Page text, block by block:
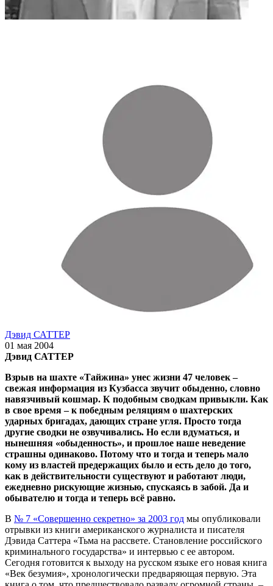
Дэвид САТТЕР
01 мая 2004
Дэвид САТТЕР
Взрыв на шахте «Тайжина» унес жизни 47 человек –
свежая информация из Кузбасса звучит обыденно, словно
навязчивый кошмар. К подобным сводкам привыкли. Как
в свое время – к победным реляциям о шахтерских
ударных бригадах, дающих стране угля. Просто тогда
другие сводки не озвучивались. Но если вдуматься, и
нынешняя «обыденность», и прошлое наше неведение
страшны одинаково. Потому что и тогда и теперь мало
кому из властей предержащих было и есть дело до того,
как в действительности существуют и работают люди,
ежедневно рискующие жизнью, спускаясь в забой. Да и
обывателю и тогда и теперь всё равно.
В № 7 «Совершенно секретно» за 2003 год мы опубликовали
отрывки из книги американского журналиста и писателя
Дэвида Саттера «Тьма на рассвете. Становление российского
криминального государства» и интервью с ее автором.
Сегодня готовится к выходу на русском языке его новая книга
«Век безумия», хронологически предваряющая первую. Эта